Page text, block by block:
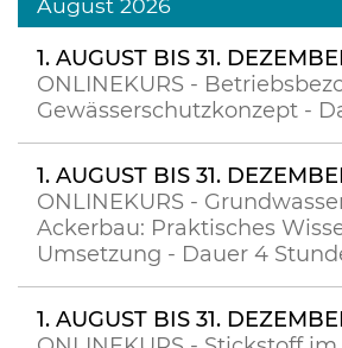
August 2026
1. AUGUST BIS 31.
ONLINEKURS -
Gewässerschutzkonzept -
1. AUGUST BIS 31.
ONLINEKURS -
Ackerbau: Praktisches
Umsetzung - Dauer 4
1. AUGUST BIS 31.